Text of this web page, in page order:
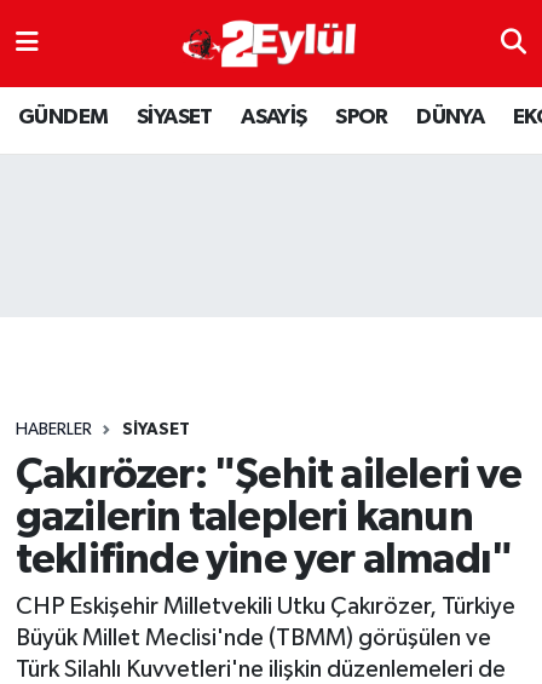
GÜNDEM SİYASET ASAYİŞ SPOR DÜNYA
HABERLER SİYASET
Çakırözer: "Şehit aileleri ve
gazilerin talepleri kanun
teklifinde yine yer almadı"
CHP Eskişehir Milletvekili Utku Çakırözer, Türkiye
Büyük Millet Meclisi'nde (TBMM) görüşülen ve
Türk Silahlı Kuvvetleri'ne ilişkin düzenlemeleri de
ASAYİŞ
DÜNYA
SPOR
YAŞAM
Nöbetçi Eczaneler
Hava Durumu
Son Dakika Haberleri
Haber Arşivi